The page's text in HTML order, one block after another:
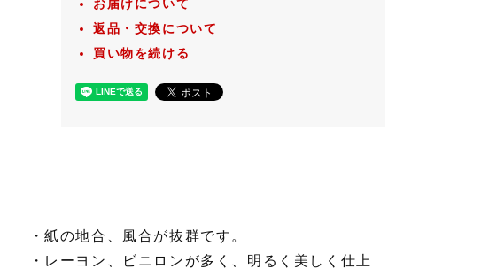
お届けについて
返品・交換について
買い物を続ける
・紙の地合、風合が抜群です。
・レーヨン、ビニロンが多く、明るく美しく仕上